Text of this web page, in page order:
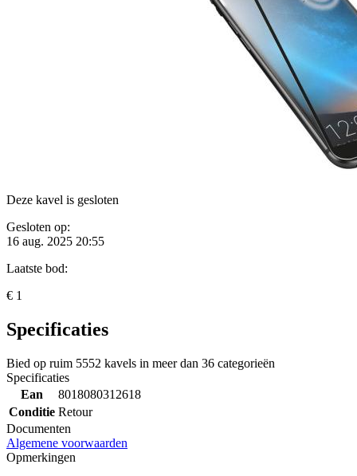
Deze kavel is gesloten
Gesloten op:
16 aug. 2025 20:55
Laatste bod:
€ 1
Specificaties
Bied op ruim 5552 kavels in meer dan 36 categorieën
Specificaties
Ean
8018080312618
Conditie Retour
Documenten
Algemene voorwaarden
Opmerkingen